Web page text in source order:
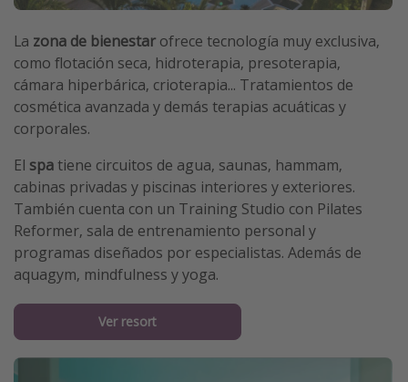
La zona de bienestar ofrece tecnología muy exclusiva,
como flotación seca, hidroterapia, presoterapia,
cámara hiperbárica, crioterapia... Tratamientos de
cosmética avanzada y demás terapias acuáticas y
corporales.
El spa tiene circuitos de agua, saunas, hammam,
cabinas privadas y piscinas interiores y exteriores.
También cuenta con un Training Studio con Pilates
Reformer, sala de entrenamiento personal y
programas diseñados por especialistas. Además de
aquagym, mindfulness y yoga.
Ver resort